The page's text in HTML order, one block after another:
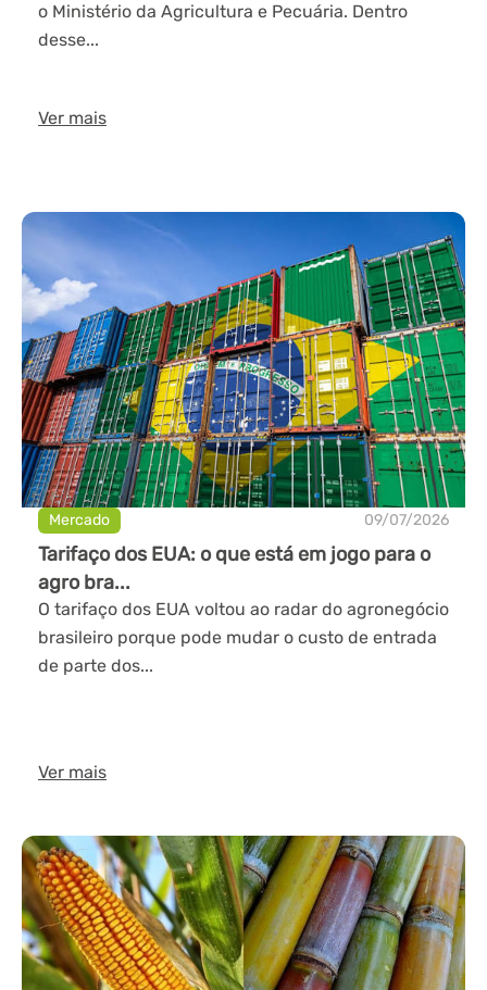
o Ministério da Agricultura e Pecuária. Dentro
desse...
Ver mais
Mercado 09/07/2026
Tarifaço dos EUA: o que está em jogo para o
agro bra...
O tarifaço dos EUA voltou ao radar do agronegócio
brasileiro porque pode mudar o custo de entrada
de parte dos...
Ver mais